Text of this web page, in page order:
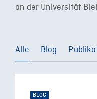
an der Universität
Alle Blog
BLOG